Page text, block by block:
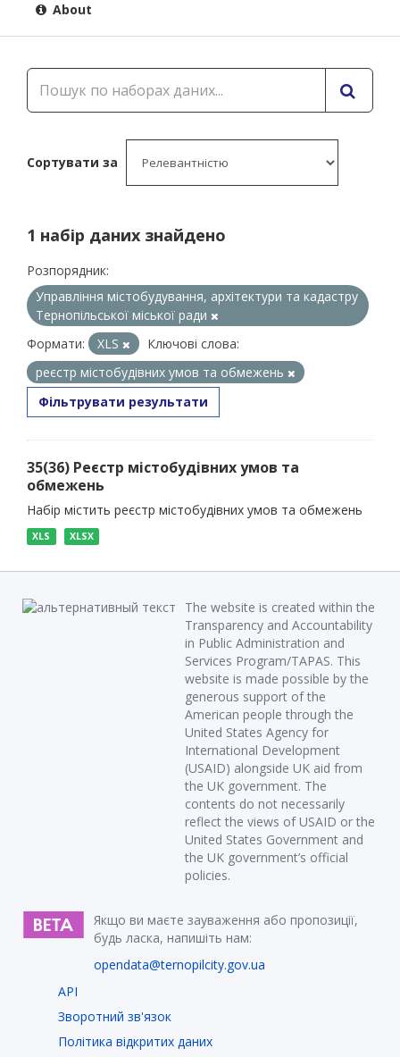
About
Сортувати за
1 набір даних знайдено
Розпорядник:
Управління містобудування, архітектури та кадастру
Тернопільської міської ради
Формати:
XLS
Ключові слова:
реєстр містобудівних умов та обмежень
Фільтрувати результати
35(36) Реєстр містобудівних умов та
обмежень
Набір містить реєстр містобудівних умов та обмежень
XLS XLSX
The website is created within the
Transparency and Accountability
in Public Administration and
Services Program/TAPAS. This
website is made possible by the
generous support of the
American people through the
United States Agency for
International Development
(USAID) alongside UK aid from
the UK government. The
contents do not necessarily
reflect the views of USAID or the
United States Government and
the UK government’s official
policies.
Якщо ви маєте зауваження або пропозиції,
будь ласка, напишіть нам:
opendata@ternopilcity.gov.ua
API
Зворотний зв'язок
Політика відкритих даних